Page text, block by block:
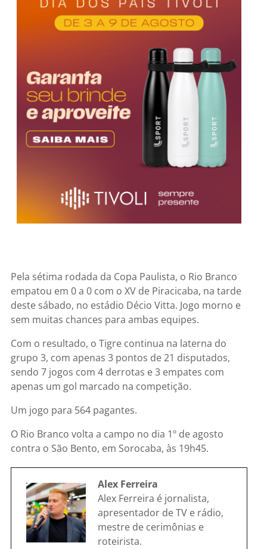
Pela sétima rodada da Copa Paulista, o Rio Branco
empatou em 0 a 0 com o XV de Piracicaba, na tarde
deste sábado, no estádio Décio Vitta. Jogo morno e
sem muitas chances para ambas equipes.
Com o resultado, o Tigre continua na laterna do
grupo 3, com apenas 3 pontos de 21 disputados,
sendo 7 jogos com 4 derrotas e 3 empates com
apenas um gol marcado na competição.
Um jogo para 564 pagantes.
O Rio Branco volta a campo no dia 1º de agosto
contra o São Bento, em Sorocaba, às 19h45.
Alex Ferreira
Alex Ferreira é jornalista,
apresentador de TV e rádio,
mestre de cerimônias e
roteirista.